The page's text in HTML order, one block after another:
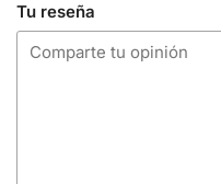
Tu reseña